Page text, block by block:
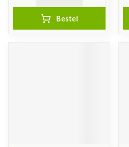
Bestel